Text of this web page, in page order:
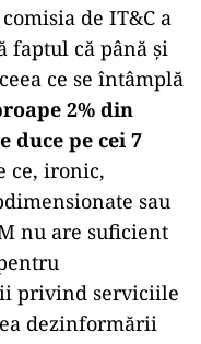
de IT&C a
faptul că până și
ce se întâmplă
2% din
pe cei 7
ce, ironic,
sau
nu are suficient
privind serviciile
dezinformării